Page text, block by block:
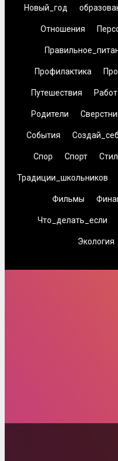
Новый_год
Отношения
Профилактика
Путешествия
Родители
События
Спор Спорт
Традиции_школьников
Фильмы
Что_делать_если
Экология